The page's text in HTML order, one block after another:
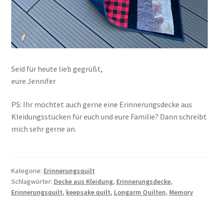
Seid für heute lieb gegrüßt,
eure Jennifer
PS: Ihr möchtet auch gerne eine Erinnerungsdecke aus
Kleidungsstücken für euch und eure Familie? Dann schreibt
mich sehr gerne an.
Kategorie: Erinnerungsquilt
Schlagwörter: Decke aus Kleidung, Erinnerungsdecke,
Erinnerungsquilt, keepsake quilt, Longarm Quilten, Memory